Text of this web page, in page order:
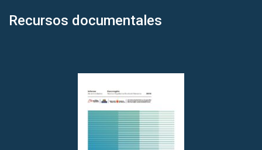
Recursos documentales